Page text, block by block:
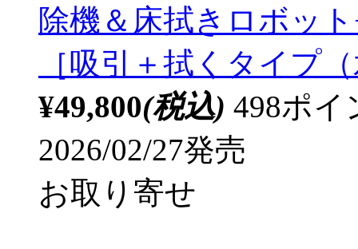
除機＆床拭きロボッ
［吸引＋拭くタイプ
¥49,800(税込) 498ポ
2026/02/27発売
お取り寄せ